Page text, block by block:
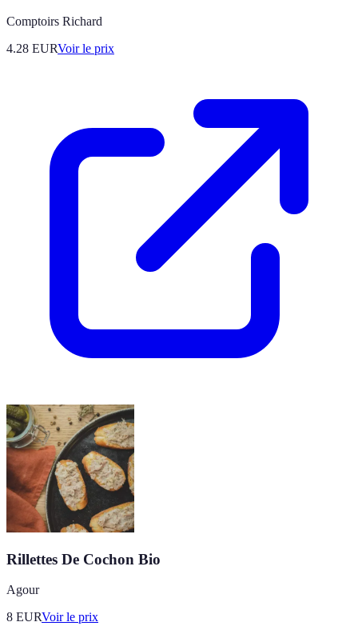
Comptoirs Richard
4.28 EURVoir le prix
Rillettes De Cochon Bio
Agour
8 EURVoir le prix